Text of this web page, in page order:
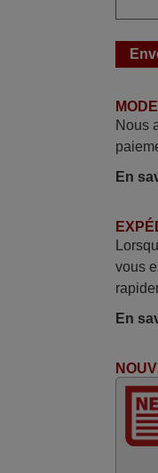
émis
avec
des
Nous
En
vous
En